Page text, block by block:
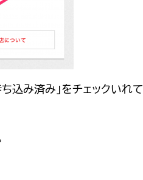
込み済み」をチェックいれて